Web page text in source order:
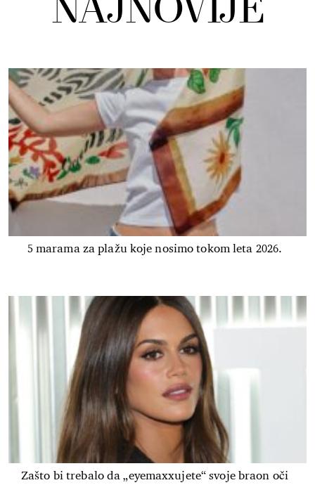
5 marama za plažu koje nosimo tokom leta 2026.
Zašto bi trebalo da „eyemaxxujete“ svoje braon oči